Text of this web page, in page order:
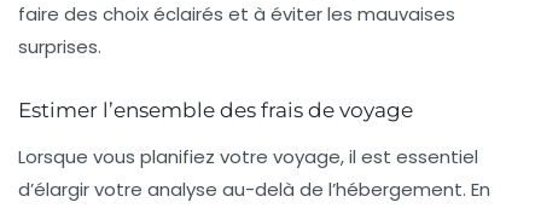
faire des choix éclairés et à éviter les mauvaises
surprises.
Estimer l’ensemble des frais de voyage
Lorsque vous planifiez votre voyage, il est essentiel
d’élargir votre analyse au-delà de l’hébergement. En